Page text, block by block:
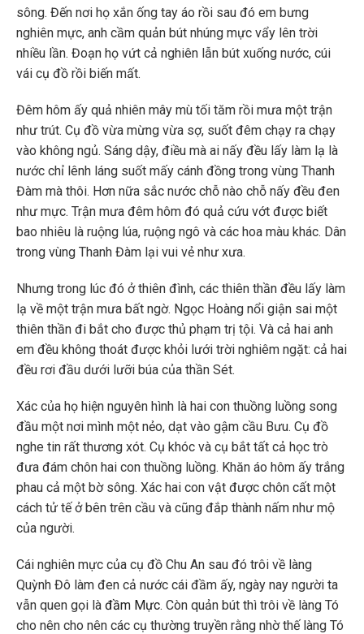
sông. Đến nơi họ xắn ống tay áo rồi sau đó em bưng
nghiên mực, anh cầm quản bút nhúng mực vẩy lên trời
nhiều lần. Đoạn họ vứt cả nghiên lẫn bút xuống nước, cúi
vái cụ đồ rồi biến mất.
Đêm hôm ấy quả nhiên mây mù tối tăm rồi mưa một trận
như trút. Cụ đồ vừa mừng vừa sợ, suốt đêm chạy ra chạy
vào không ngủ. Sáng dậy, điều mà ai nấy đều lấy làm lạ là
nước chỉ lênh láng suốt mấy cánh đồng trong vùng Thanh
Đàm mà thôi. Hơn nữa sắc nước chỗ nào chỗ nấy đều đen
như mực. Trận mưa đêm hôm đó quả cứu vớt được biết
bao nhiêu là ruộng lúa, ruộng ngô và các hoa màu khác. Dân
trong vùng Thanh Đàm lại vui vẻ như xưa.
Nhưng trong lúc đó ở thiên đình, các thiên thần đều lấy làm
lạ về một trận mưa bất ngờ. Ngọc Hoàng nổi giận sai một
thiên thần đi bắt cho được thủ phạm trị tội. Và cả hai anh
em đều không thoát được khỏi lưới trời nghiêm ngặt: cả hai
đều rơi đầu dưới lưỡi búa của thần Sét.
Xác của họ hiện nguyên hình là hai con thuồng luồng song
đầu một nơi mình một nẻo, dạt vào gậm cầu Bưu. Cụ đồ
nghe tin rất thương xót. Cụ khóc và cụ bắt tất cả học trò
đưa đám chôn hai con thuồng luồng. Khăn áo hôm ấy trắng
phau cả một bờ sông. Xác hai con vật được chôn cất một
cách tử tế ở bên trên cầu và cũng đắp thành nấm như mộ
của người.
Cái nghiên mực của cụ đồ Chu An sau đó trôi về làng
Quỳnh Đô làm đen cả nước cái đầm ấy, ngày nay người ta
vẫn quen gọi là đầm Mực. Còn quản bút thì trôi về làng Tó
cho nên cho nên các cụ thường truyền rằng nhờ thế làng Tó